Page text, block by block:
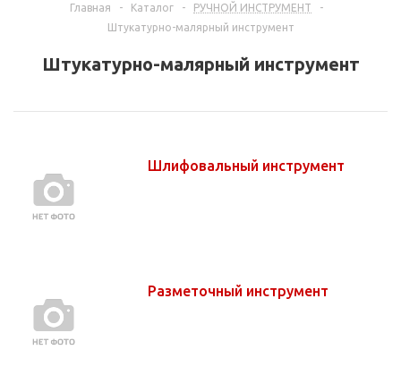
Главная - Каталог - РУЧНОЙ ИНСТРУМЕНТ
-
Штукатурно-малярный инструмент
Штукатурно-малярный инструмент
Шлифовальный инструмент
Разметочный инструмент